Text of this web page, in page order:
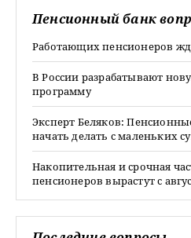
Пенсионный банк
Работающих пенсионеров
В России разрабатывают
программу
Эксперт Беляков:
начать делать с маленьких
Накопительная и срочная
пенсионеров вырастут с